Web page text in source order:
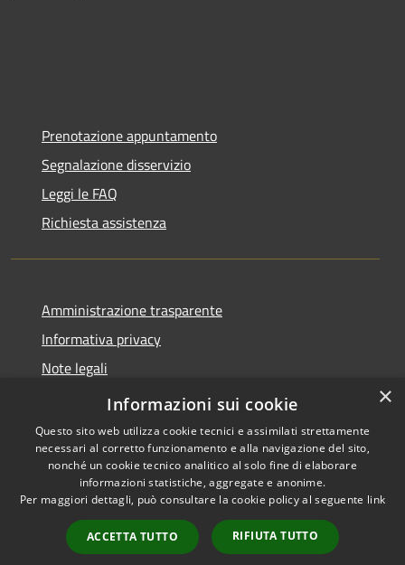
Prenotazione appuntamento
Segnalazione disservizio
Leggi le FAQ
Richiesta assistenza
Amministrazione trasparente
Informativa privacy
Note legali
Dichiarazione di accessibilità
Accessibilità
Copyright © 2026 • Città di
Cirié • Powered by
Municipium•
Accesso
redazione
×
Informazioni sui cookie
Questo sito web utilizza cookie tecnici e assimilati strettamente
necessari al corretto funzionamento e alla navigazione del sito,
nonché un cookie tecnico analitico al solo fine di elaborare
informazioni statistiche, aggregate e anonime.
Per maggiori dettagli, può consultare la cookie policy al seguente link
ACCETTA TUTTO RIFIUTA TUTTO